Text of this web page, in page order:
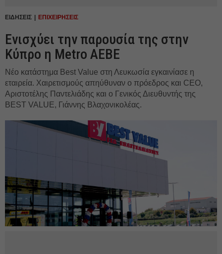
ΕΙΔΗΣΕΙΣ ΕΠΙΧΕΙΡΗΣΕΙΣ
Eνισχύει την παρουσία της στην
Κύπρο η Metro ΑΕΒΕ
Νέο κατάστημα Best Value στη Λευκωσία εγκαινίασε η
εταιρεία. Χαιρετισμούς απηύθυναν ο πρόεδρος και CEO,
Αριστοτέλης Παντελιάδης και ο Γενικός Διευθυντής της
BEST VALUE, Γιάννης Βλαχονικολέας.